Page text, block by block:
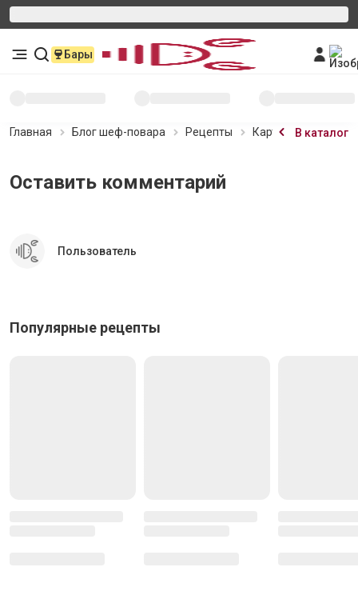
Бары
Главная Блог шеф-повара Рецепты Картофельный
В каталог
Оставить комментарий
Пользователь
Популярные рецепты